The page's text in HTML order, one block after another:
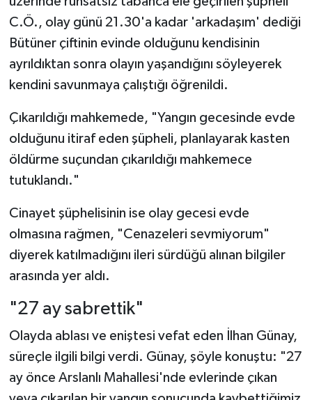
C.Ö., olay günü 21.30'a kadar 'arkadaşım' dediği
Bütüner çiftinin evinde olduğunu kendisinin
ayrıldıktan sonra olayın yaşandığını söyleyerek
kendini savunmaya çalıştığı öğrenildi.
Çıkarıldığı mahkemede, "Yangın gecesinde evde
olduğunu itiraf eden şüpheli, planlayarak kasten
öldürme suçundan çıkarıldığı mahkemece
tutuklandı."
Cinayet şüphelisinin ise olay gecesi evde
olmasına rağmen, "Cenazeleri sevmiyorum"
diyerek katılmadığını ileri sürdüğü alınan bilgiler
arasında yer aldı.
"27 ay sabrettik"
Olayda ablası ve eniştesi vefat eden İlhan Günay,
süreçle ilgili bilgi verdi. Günay, şöyle konuştu: "27
ay önce Arslanlı Mahallesi'nde evlerinde çıkan